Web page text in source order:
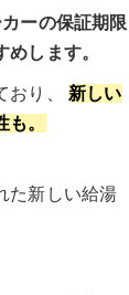
ーの保証期限
します。
おり、 新しい
。
た新しい給湯